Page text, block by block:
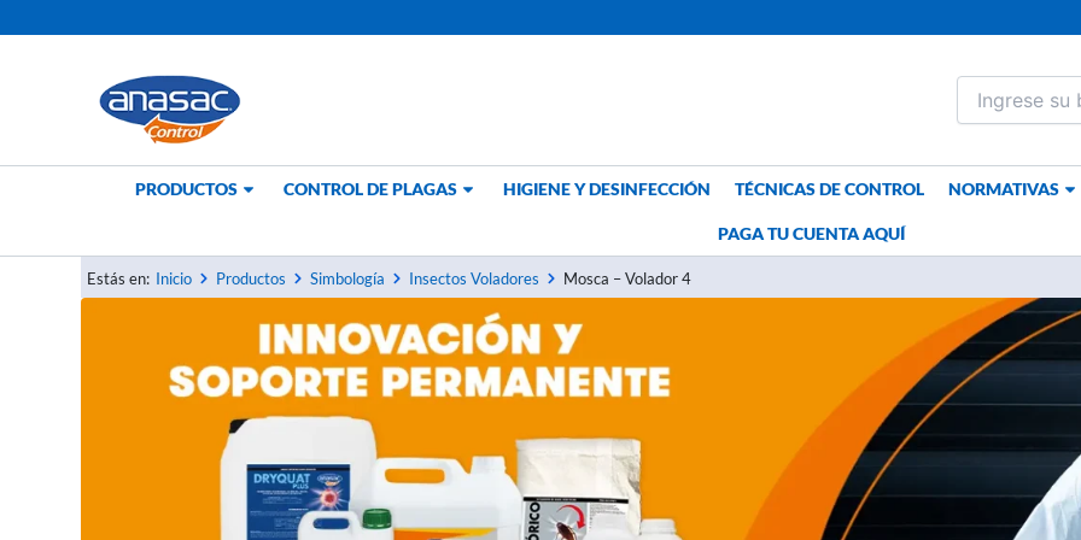
al
PRODUCTOS CONTROL DE PLAGAS HIGIENE Y DESINFECCIÓN TÉCNICAS DE CONTROL NORMATIVAS
PAGA TU CUENTA AQUÍ
Estás en: Inicio Productos Simbología Insectos Voladores Mosca – Volador 4